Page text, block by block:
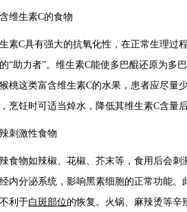
生素C的食物
C具有强大的抗氧化性，在正常生理过
“助力者”。维生素C能使多巴醌还原为多
桃这类富含维生素C的水果，患者应尽量
烹饪时可适当焯水，降低其维生素C含量后
激性食物
物如辣椒、花椒、芥末等，食用后会刺
内分泌系统，影响黑素细胞的正常功能
利于白斑部位的恢复。火锅、麻辣烫等辛